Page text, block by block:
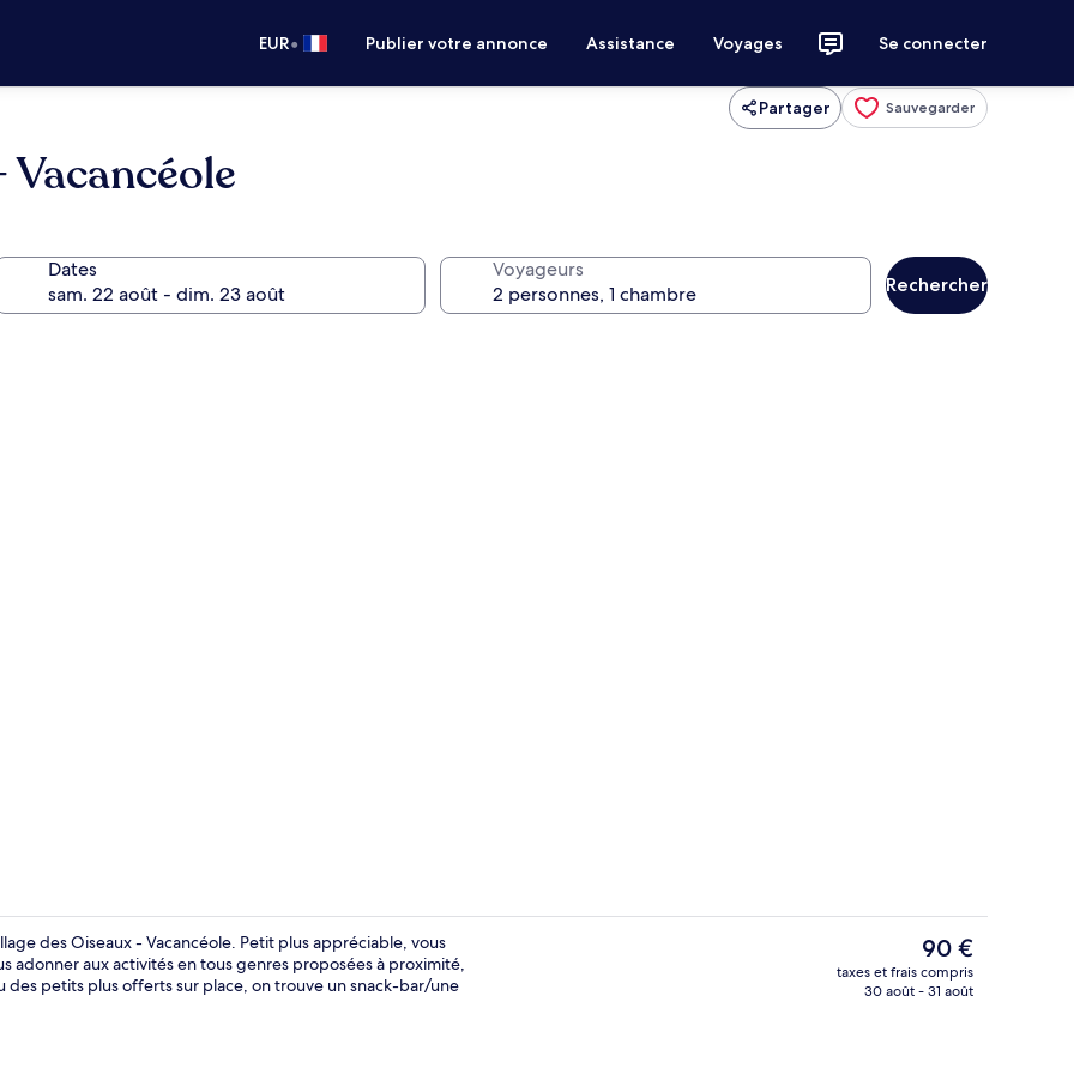
EUR• Publier votre annonce Assistance Voyages Se connecter
Partager Sauvegarder
Dates Voyageurs
Rechercher
des Oiseaux - Vacancéole. Petit plus appréciable, vous
aux activités en tous genres proposées à proximité,
des petits plus offerts sur place, on trouve un snack-bar/une
Le
prix
actuel
90 €
taxes et frais compris
30 août - 31 août